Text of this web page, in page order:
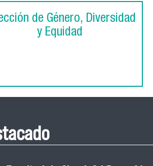
de Género, Diversidad
y Equidad